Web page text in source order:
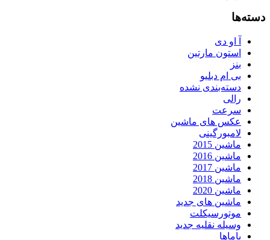
دسته‌ها
آ او دی
استون مارتین
بنز
بی ام دبلیو
دسته‌بندی نشده
رالی
سرعت
عکس های ماشین
لامبورگینی
ماشین 2015
ماشین 2016
ماشین 2017
ماشین 2018
ماشین 2020
ماشین های جدید
موتورسیکلت
وسیله نقلیه جدید
یاماها